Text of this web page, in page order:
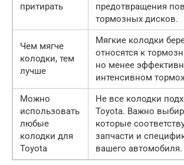
притирать
предотвращения
тормозных дисков.
Чем мягче
колодки, тем
лучше
Мягкие колодки
относятся к
но менее
интенсивном
Можно
использовать
любые
колодки для
Toyota
Не все колодки
Toyota. Важно
которые
запчасти и
вашего автомобиля.